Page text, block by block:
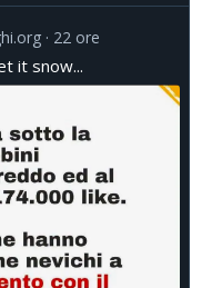
22 ore
it snow...